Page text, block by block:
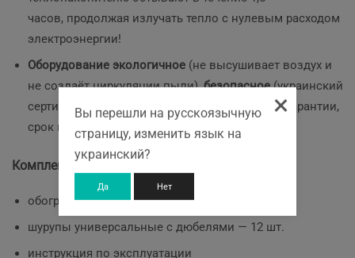
часов, продолжая излучать тепло с нулевым расходом
электроэнергии!
Оборудование экологичное (не высушивает воздух и
не создаёт циркуляции пыли), безопасное(украинский
сертификат и СЕ),
(5 лет обменной гарантии,
срок непрерывной эксплуатации — 25 лет).
Комплектация
обогреватель — 3 шт.
шурупы универсальные с дюбелями — 12 шт.
инструкция по эксплуатации
×
Вы перешли на русскоязычную
страницу, изменить язык на
украинский?
Да Нет